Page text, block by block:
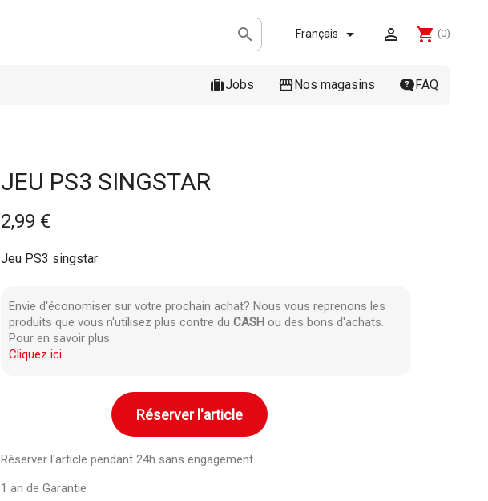
 shopping_cart (0)
Français  
Jobs Nos magasins FAQ
JEU PS3 SINGSTAR
2,99 €
Jeu PS3 singstar
Envie d'économiser sur votre prochain achat? Nous vous reprenons les
produits que vous n'utilisez plus contre du CASH ou des bons d'achats.
Pour en savoir plus
Cliquez ici
Réserver l'article
Réserver l'article pendant 24h sans engagement
1 an de Garantie